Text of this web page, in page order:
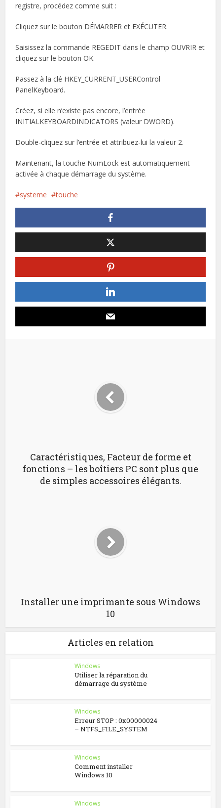
registre, procédez comme suit :
Cliquez sur le bouton DÉMARRER et EXÉCUTER.
Saisissez la commande REGEDIT dans le champ OUVRIR et
cliquez sur le bouton OK.
Passez à la clé HKEY_CURRENT_USERControl
PanelKeyboard.
Créez, si elle n’existe pas encore, l’entrée
INITIALKEYBOARDINDICATORS (valeur DWORD).
Double-cliquez sur l’entrée et attribuez-lui la valeur 2.
Maintenant, la touche NumLock est automatiquement
activée à chaque démarrage du système.
systeme touche
Caractéristiques, Facteur de forme et
fonctions – les boîtiers PC sont plus que
de simples accessoires élégants.
Installer une imprimante sous Windows
10
Articles en relation
Windows
Utiliser la réparation du
démarrage du système
Windows
Erreur STOP : 0x00000024
– NTFS_FILE_SYSTEM
Windows
Comment installer
Windows 10
Windows